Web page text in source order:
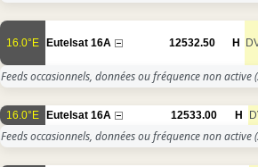
16.0°E Eutelsat 16A 12532.50 H
Feeds occasionnels, données ou fréquence non active
16.0°E Eutelsat 16A 12533.00 H
Feeds occasionnels, données ou fréquence non active